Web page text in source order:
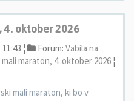
4. oktober 2026
¦ Forum: Vabila na
maraton, 4. oktober 2026 ¦
mali maraton, ki bo v